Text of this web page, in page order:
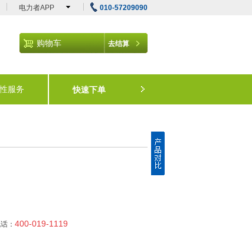
电力者APP 010-57209090
购物车 去结算
服务 快速下单
： 400-019-1119